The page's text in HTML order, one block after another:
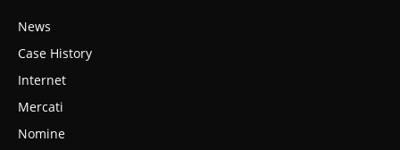
News
Case History
Internet
Mercati
Nomine